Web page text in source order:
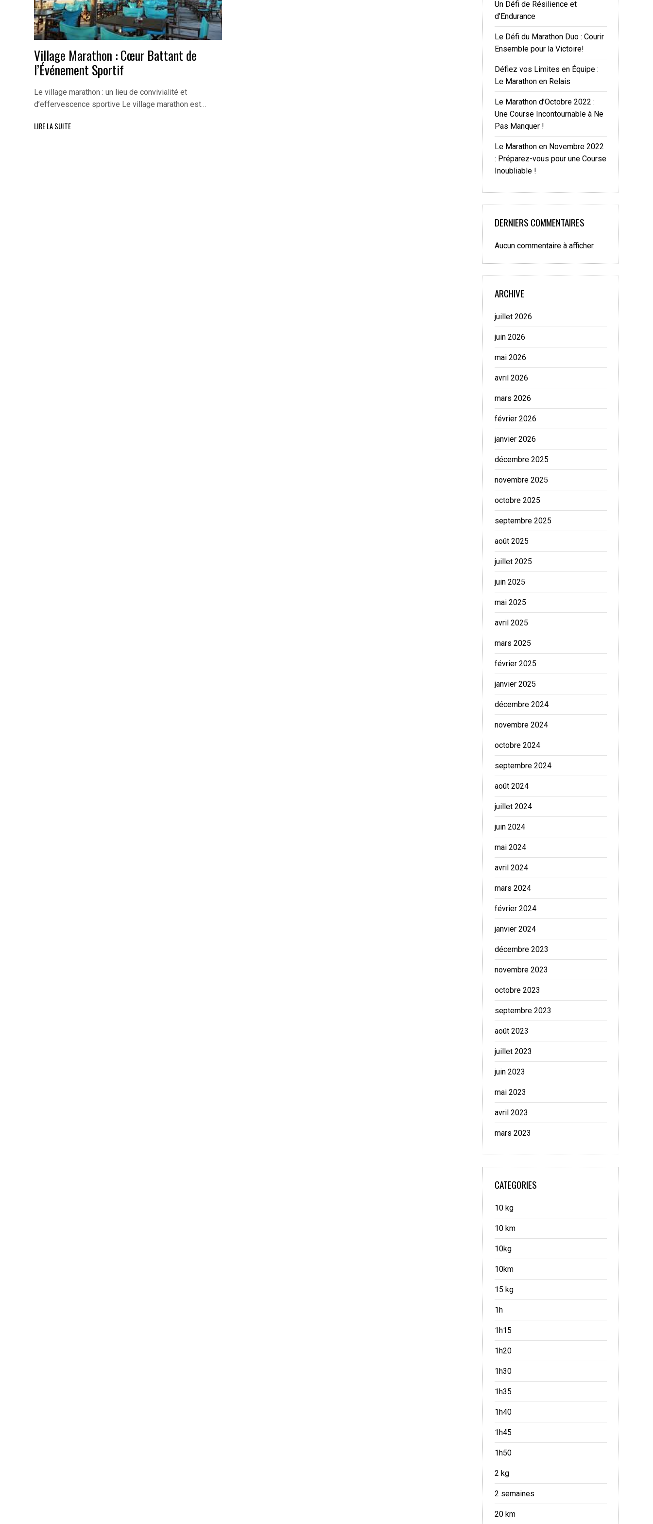
Village Marathon : Cœur Battant de
l’Événement Sportif
Le village marathon : un lieu de convivialité et
d’effervescence sportive Le village marathon est…
LIRE LA SUITE
Un Défi de Résilience et
d’Endurance
Le Défi du Marathon Duo : Courir
Ensemble pour la Victoire!
Défiez vos Limites en Équipe :
Le Marathon en Relais
Le Marathon d’Octobre 2022 :
Une Course Incontournable à Ne
Pas Manquer !
Le Marathon en Novembre 2022
: Préparez-vous pour une Course
Inoubliable !
DERNIERS COMMENTAIRES
Aucun commentaire à afficher.
ARCHIVE
juillet 2026
juin 2026
mai 2026
avril 2026
mars 2026
février 2026
janvier 2026
décembre 2025
novembre 2025
octobre 2025
septembre 2025
août 2025
juillet 2025
juin 2025
mai 2025
avril 2025
mars 2025
février 2025
janvier 2025
décembre 2024
novembre 2024
octobre 2024
septembre 2024
août 2024
juillet 2024
juin 2024
mai 2024
avril 2024
mars 2024
février 2024
janvier 2024
décembre 2023
novembre 2023
octobre 2023
septembre 2023
août 2023
juillet 2023
juin 2023
mai 2023
avril 2023
mars 2023
CATEGORIES
10 kg
10 km
10kg
10km
15 kg
1h
1h15
1h20
1h30
1h35
1h40
1h45
1h50
2 kg
2 semaines
20 km